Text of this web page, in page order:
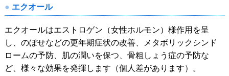
エクオール
エクオールはエストロゲン（女性ホルモン）様作用を呈
し、のぼせなどの更年期症状の改善、メタボリックシンド
ロームの予防、肌の潤いを保つ、骨粗しょう症の予防な
ど、様々な効果を発揮します（個人差があります）。